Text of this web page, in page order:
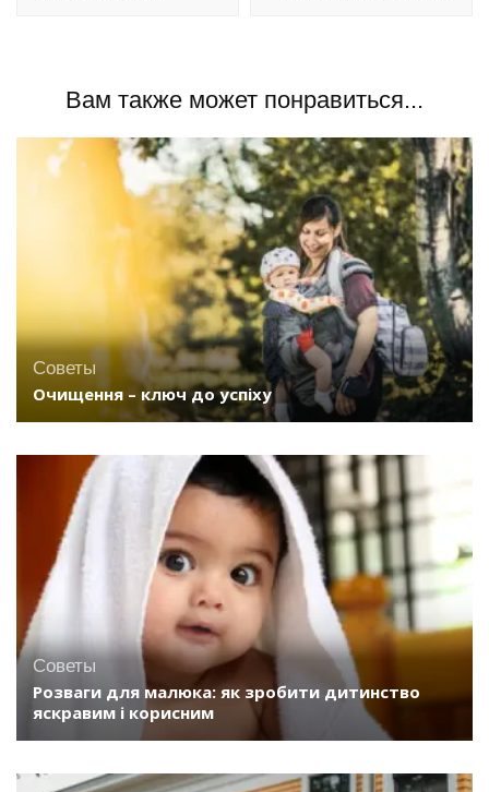
Вам также может понравиться...
Советы
Очищення – ключ до успіху
Советы
Розваги для малюка: як зробити дитинство
яскравим і корисним